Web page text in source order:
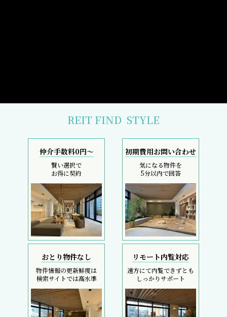
REIT FIND STYLE
仲介手数料0円～
賢い選択で
お得に契約
初期費用お問い合わせ
気になる物件を
5分以内で回答
おとり物件なし
物件情報の更新鮮度は
検索サイトでは高水準
リモート内覧対応
遠方にて内覧できずとも
しっかりサポート